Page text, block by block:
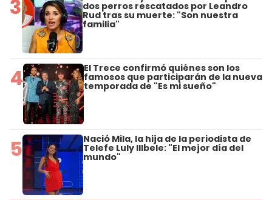
3 dos perros rescatados por Leandro
Rud tras su muerte: "Son nuestra
familia"
4 El Trece confirmó quiénes son los
famosos que participarán de la nueva
temporada de "Es mi sueño"
5 Nació Mila, la hija de la periodista de
Telefe Luly Illbele: "El mejor día del
mundo"